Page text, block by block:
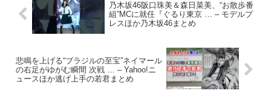
乃木坂46阪口珠美＆森日菜美、“お散歩番
組”MCに就任『ぐるり東京 … – モデルプ
レスほか乃木坂46まとめ
悲鳴を上げる“ブラジルの至宝”ネイマール
の右足がゆがむ瞬間 次戦 … – Yahoo!ニ
ュースほか逃げ上手の若君まとめ